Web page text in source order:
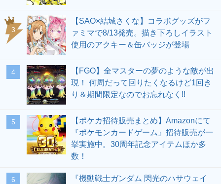
3
【SAO×結城さくな】コラボグッズがフ
ァミマで8/13発売。描き下ろしイラスト
使用のアクキー＆缶バッジが登場
4
【FGO】全マスターの夢のような敵が出
現！ 何周だって回りたくなるけど1回き
り＆期間限定なのでお忘れなく!!
5
【ポケカ招待販売まとめ】Amazonにて
『ポケモンカードゲーム』招待販売が一
挙実施中。30周年記念アイテムほか多
数！
6
『機動戦士ガンダム 閃光のハサウェイ